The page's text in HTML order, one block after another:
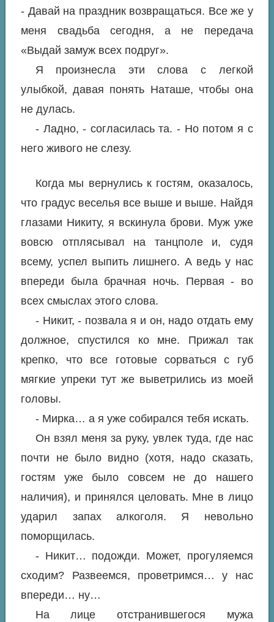
- Давай на праздник возвращаться. Все же у
меня свадьба сегодня, а не передача
«Выдай замуж всех подруг».
Я произнесла эти слова с легкой
улыбкой, давая понять Наташе, чтобы она
не дулась.
- Ладно, - согласилась та. - Но потом я с
него живого не слезу.
Когда мы вернулись к гостям, оказалось,
что градус веселья все выше и выше. Найдя
глазами Никиту, я вскинула брови. Муж уже
вовсю отплясывал на танцполе и, судя
всему, успел выпить лишнего. А ведь у нас
впереди была брачная ночь. Первая - во
всех смыслах этого слова.
- Никит, - позвала я и он, надо отдать ему
должное, спустился ко мне. Прижал так
крепко, что все готовые сорваться с губ
мягкие упреки тут же выветрились из моей
головы.
- Мирка… а я уже собирался тебя искать.
Он взял меня за руку, увлек туда, где нас
почти не было видно (хотя, надо сказать,
гостям уже было совсем не до нашего
наличия), и принялся целовать. Мне в лицо
ударил запах алкоголя. Я невольно
поморщилась.
- Никит… подожди. Может, прогуляемся
сходим? Развеемся, проветримся… у нас
впереди… ну…
На лице отстранившегося мужа